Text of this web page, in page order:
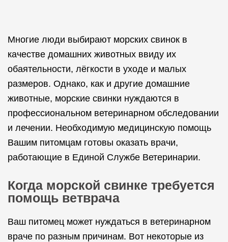
Многие люди выбирают морских свинок в
качестве домашних животных ввиду их
обаятельности, лёгкости в уходе и малых
размеров. Однако, как и другие домашние
животные, морские свинки нуждаются в
профессиональном ветеринарном обследовании
и лечении. Необходимую медицинскую помощь
Вашим питомцам готовы оказать врачи,
работающие в Единой Службе Ветеринарии.
Когда морской свинке требуется
помощь ветврача
Ваш питомец может нуждаться в ветеринарном
враче по разным причинам. Вот некоторые из